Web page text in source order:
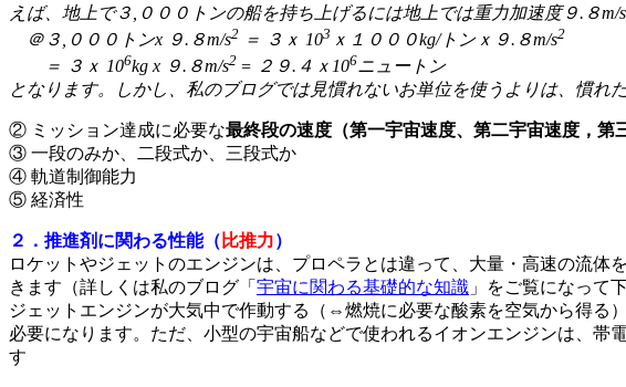
えば、地上で３,０００トンの船を持ち上げるには地上では重力加速度９.８m/
＠３,０００トンx ９.８m/s2 ＝ ３ｘ 103 ｘ１０００kg/トンｘ９.８m/s2
＝ ３ｘ 106kg x ９.８m/s2 = ２９.４ｘ106ニュートン
となります。しかし、私のブログでは見慣れないお単位を使うよりは、慣れ
② ミッション達成に必要な最終段の速度（第一宇宙速度、第二宇宙速度，第
③ 一段のみか、二段式か、三段式か
④ 軌道制御能力
⑤ 経済性
２．推進剤に関わる性能（ 比推力）
ロケットやジェットのエンジンは、プロペラとは違って、大量・高速の流
きます（詳しくは私のブログ「 宇宙に関わる基礎的な知識 」をご覧になって
ジェットエンジンが大気中で作動する（⇔燃焼に必要な酸素を空気から得る
必要になります。ただ、小型の宇宙船などで使われるイオンエンジンは、
す